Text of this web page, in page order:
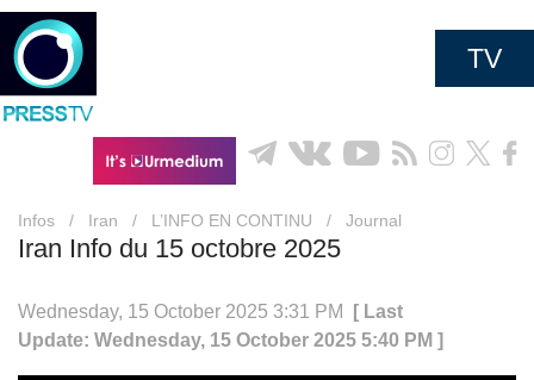
TV
Infos / Iran / L’INFO EN CONTINU / Journal
Iran Info du 15 octobre 2025
Wednesday, 15 October 2025 3:31 PM
[ Last
Update: Wednesday, 15 October 2025 5:40 PM ]